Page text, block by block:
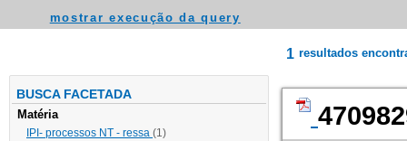
mostrar execução da query
BUSCA FACETADA
Matéria
IPI- processos NT - ressa (1)
1 resultados